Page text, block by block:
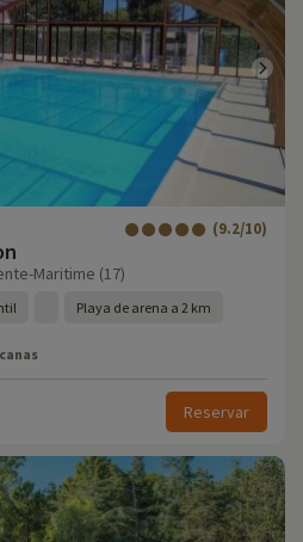
(9.2/10)
Maritime (17)
Playa de arena a 2 km
Reservar